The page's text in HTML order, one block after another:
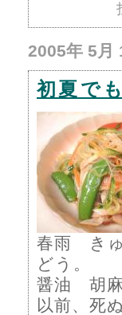
2005年 5月
初夏で
春雨 き
どう。
醤油 胡
以前、死